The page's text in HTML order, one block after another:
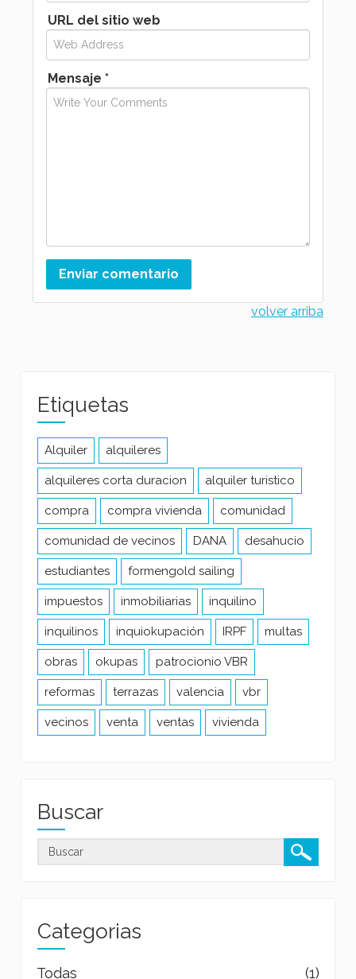
URL del sitio web
Mensaje *
volver arriba
Etiquetas
Alquiler alquileres
alquileres corta duracion alquiler turistico
compra compra vivienda comunidad
comunidad de vecinos DANA desahucio
estudiantes formengold sailing
impuestos inmobiliarias inquilino
inquilinos inquiokupación IRPF multas
obras okupas patrocionio VBR
reformas terrazas valencia vbr
vecinos venta ventas vivienda
Buscar
Categorias
Todas (1)